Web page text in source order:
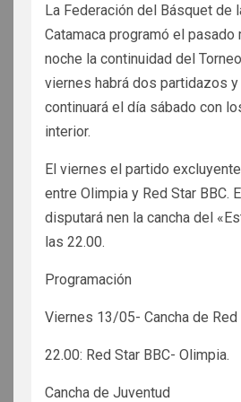
La Federación del Básquet de
Catamaca programó el pasado
noche la continuidad del
viernes habrá dos partidazos y
continuará el día sábado con
interior.
El viernes el partido
entre Olimpia y Red Star BBC.
disputará nen la cancha del
las 22.00.
Programación
Viernes 13/05- Cancha de Red
22.00: Red Star BBC- Olimpia.
Cancha de Juventud